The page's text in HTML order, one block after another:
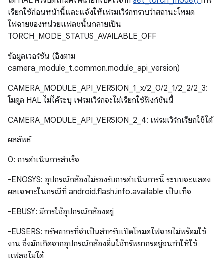
เรียกใช้ก่อนหน้านี้และแจ้งให้เฟรมเวิร์กทราบว่าสถานะโหมด
ไฟฉายของหน่วยแฟลชนั้นกลายเป็น
TORCH_MODE_STATUS_AVAILABLE_OFF
ข้อมูลเวอร์ชัน (อิงตาม
camera_module_t.common.module_api_version)
CAMERA_MODULE_API_VERSION_1_x/2_0/2_1/2_2/2_3:
โมดูล HAL ไม่ได้ระบุ เฟรมเวิร์กจะไม่เรียกใช้ฟังก์ชันนี้
CAMERA_MODULE_API_VERSION_2_4: เฟรมเวิร์กเรียกใช้ได้
ผลลัพธ์
0: การดำเนินการสําเร็จ
-ENOSYS: อุปกรณ์กล้องไม่รองรับการดำเนินการนี้ ระบบจะแสดง
ผลเฉพาะในกรณีที่ android.flash.info.available เป็นเท็จ
-EBUSY: มีการใช้อุปกรณ์กล้องอยู่
-EUSERS: ทรัพยากรที่จําเป็นสําหรับเปิดโหมดไฟฉายไม่พร้อมใช้
งาน ซึ่งมักเกิดจากอุปกรณ์กล้องอื่นใช้ทรัพยากรอยู่จนทำให้ใช้
แฟลชไม่ได้